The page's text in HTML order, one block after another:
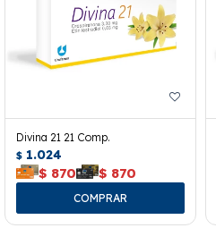
Divina 21 21 Comp.
$ 1.024
$ 870 $ 870